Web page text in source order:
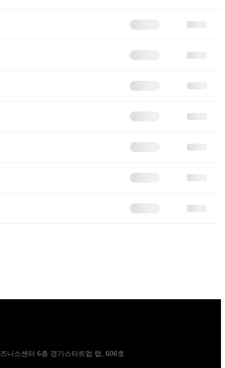
니스센터 6층 경기스타트업 랩, 606호